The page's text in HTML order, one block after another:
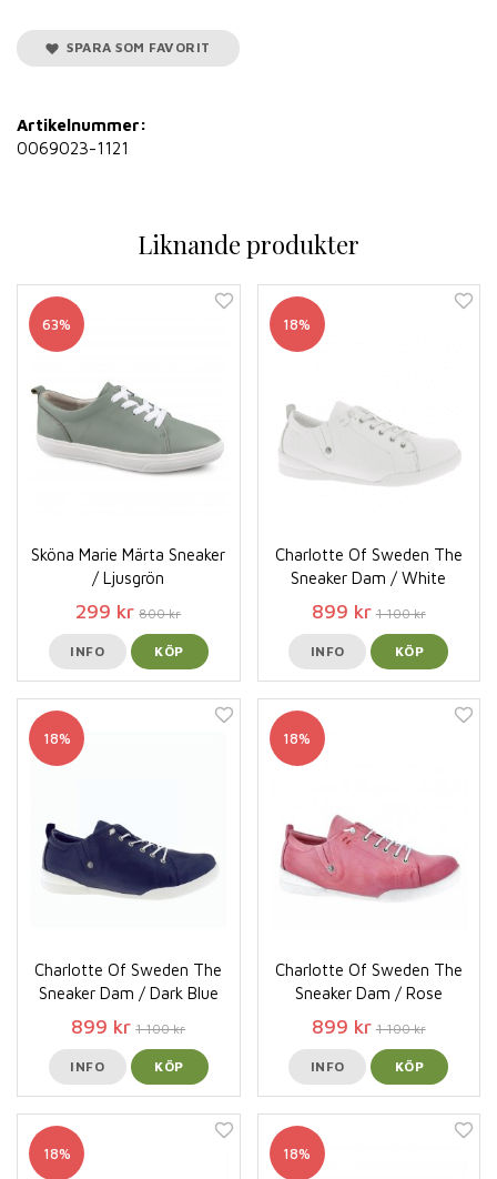
SPARA SOM FAVORIT
Artikelnummer:
0069023-1121
Liknande produkter
63%
Sköna Marie Märta Sneaker
/ Ljusgrön
299 kr 800 kr
INFO KÖP
18%
Charlotte Of Sweden The
Sneaker Dam / White
899 kr 1 100 kr
INFO KÖP
18%
Charlotte Of Sweden The
Sneaker Dam / Dark Blue
899 kr 1 100 kr
INFO KÖP
18%
Charlotte Of Sweden The
Sneaker Dam / Rose
899 kr 1 100 kr
INFO KÖP
18% 18%